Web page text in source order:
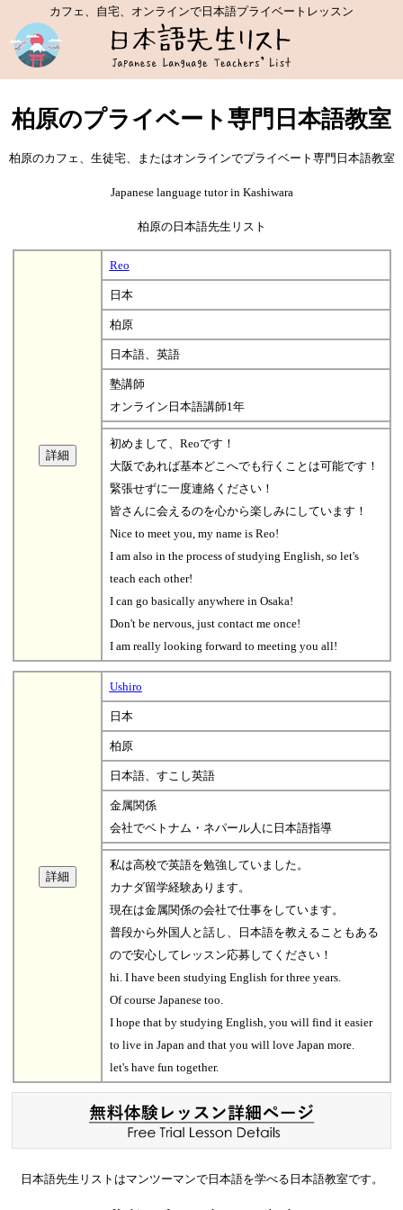
カフェ、自宅、オンラインで日本語プライベートレッスン
柏原のプライベート専門日本語教室
柏原のカフェ、生徒宅、またはオンラインでプライベート専門日本語教室
Japanese language tutor in Kashiwara
柏原の日本語先生リスト
Reo
日本
柏原
日本語、英語
塾講師
オンライン日本語講師1年
初めまして、Reoです！
大阪であれば基本どこへでも行くことは可能です！
緊張せずに一度連絡ください！
皆さんに会えるのを心から楽しみにしています！
Nice to meet you, my name is Reo!
I am also in the process of studying English, so let's
teach each other!
I can go basically anywhere in Osaka!
Don't be nervous, just contact me once!
I am really looking forward to meeting you all!
Ushiro
日本
柏原
日本語、すこし英語
金属関係
会社でベトナム・ネパール人に日本語指導
私は高校で英語を勉強していました。
カナダ留学経験あります。
現在は金属関係の会社で仕事をしています。
普段から外国人と話し、日本語を教えることもある
ので安心してレッスン応募してください！
hi. I have been studying English for three years.
Of course Japanese too.
I hope that by studying English, you will find it easier
to live in Japan and that you will love Japan more.
let's have fun together.
日本語先生リストはマンツーマンで日本語を学べる日本語教室です。